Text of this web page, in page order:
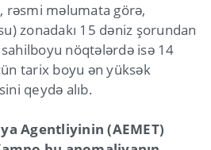
rəsmi məlumata görə,
zonadakı 15 dəniz şorundan
nöqtələrdə isə 14
tarix boyu ən yüksək
qeydə alıb.
Agentliyinin (AEMET)